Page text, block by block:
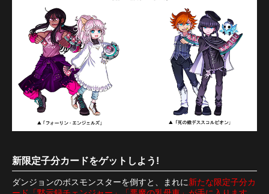
新限定子分カードをゲットしよう!
ダンジョンのボスモンスターを倒すと、まれに新たな限定子分カ